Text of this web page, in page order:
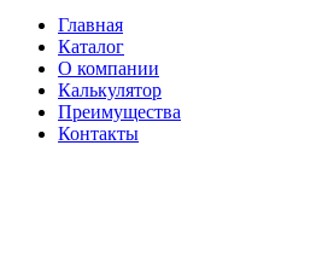
Главная
Каталог
О компании
Калькулятор
Преимущества
Контакты